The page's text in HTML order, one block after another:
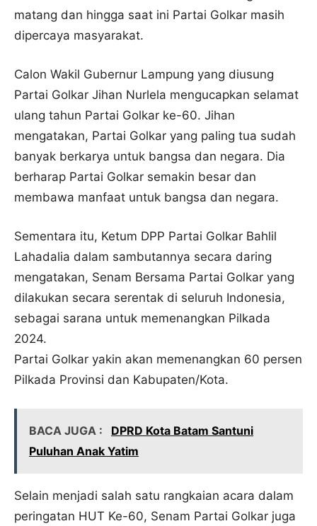
matang dan hingga saat ini Partai Golkar masih
dipercaya masyarakat.
Calon Wakil Gubernur Lampung yang diusung
Partai Golkar Jihan Nurlela mengucapkan selamat
ulang tahun Partai Golkar ke-60. Jihan
mengatakan, Partai Golkar yang paling tua sudah
banyak berkarya untuk bangsa dan negara. Dia
berharap Partai Golkar semakin besar dan
membawa manfaat untuk bangsa dan negara.
Sementara itu, Ketum DPP Partai Golkar Bahlil
Lahadalia dalam sambutannya secara daring
mengatakan, Senam Bersama Partai Golkar yang
dilakukan secara serentak di seluruh Indonesia,
sebagai sarana untuk memenangkan Pilkada
2024.
Partai Golkar yakin akan memenangkan 60 persen
Pilkada Provinsi dan Kabupaten/Kota.
BACA JUGA :
DPRD Kota Batam Santuni
Puluhan Anak Yatim
Selain menjadi salah satu rangkaian acara dalam
peringatan HUT Ke-60, Senam Partai Golkar juga